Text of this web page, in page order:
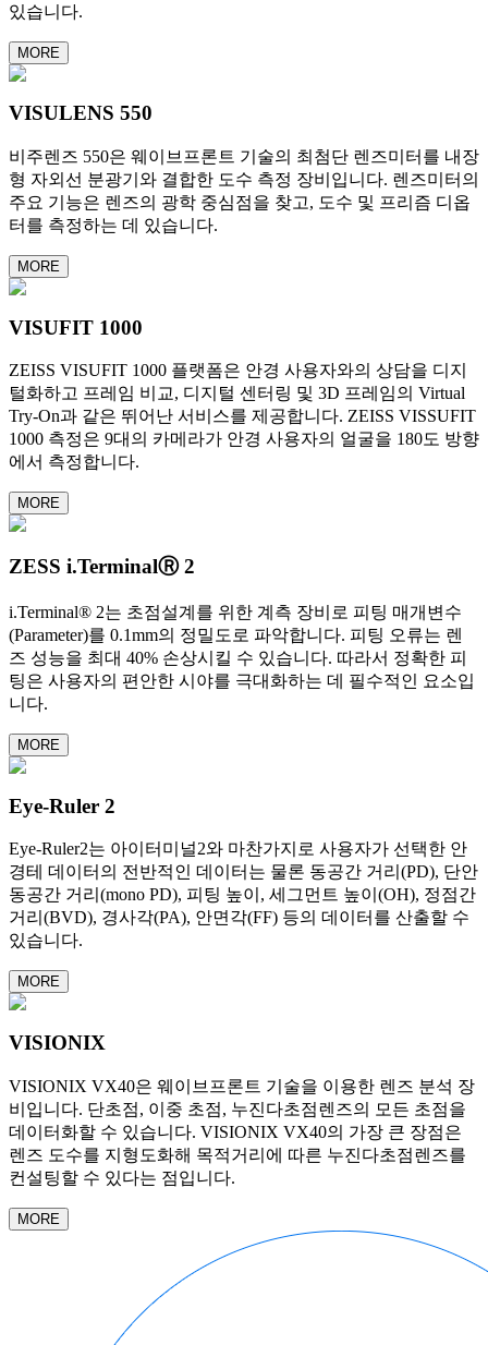
있습니다.
MORE
VISULENS 550
비주렌즈 550은 웨이브프론트 기술의 최첨단 렌즈미터를 내장
형 자외선 분광기와 결합한 도수 측정 장비입니다. 렌즈미터의
주요 기능은 렌즈의 광학 중심점을 찾고, 도수 및 프리즘 디옵
터를 측정하는 데 있습니다.
MORE
VISUFIT 1000
ZEISS VISUFIT 1000 플랫폼은 안경 사용자와의 상담을 디지
털화하고 프레임 비교, 디지털 센터링 및 3D 프레임의 Virtual
Try-On과 같은 뛰어난 서비스를 제공합니다. ZEISS VISSUFIT
1000 측정은 9대의 카메라가 안경 사용자의 얼굴을 180도 방향
에서 측정합니다.
MORE
ZESS i.TerminalⓇ 2
i.Terminal® 2는 초점설계를 위한 계측 장비로 피팅 매개변수
(Parameter)를 0.1mm의 정밀도로 파악합니다. 피팅 오류는 렌
즈 성능을 최대 40% 손상시킬 수 있습니다. 따라서 정확한 피
팅은 사용자의 편안한 시야를 극대화하는 데 필수적인 요소입
니다.
MORE
Eye-Ruler 2
Eye-Ruler2는 아이터미널2와 마찬가지로 사용자가 선택한 안
경테 데이터의 전반적인 데이터는 물론 동공간 거리(PD), 단안
동공간 거리(mono PD), 피팅 높이, 세그먼트 높이(OH), 정점간
거리(BVD), 경사각(PA), 안면각(FF) 등의 데이터를 산출할 수
있습니다.
MORE
VISIONIX
VISIONIX VX40은 웨이브프론트 기술을 이용한 렌즈 분석 장
비입니다. 단초점, 이중 초점, 누진다초점렌즈의 모든 초점을
데이터화할 수 있습니다. VISIONIX VX40의 가장 큰 장점은
렌즈 도수를 지형도화해 목적거리에 따른 누진다초점렌즈를
컨설팅할 수 있다는 점입니다.
MORE